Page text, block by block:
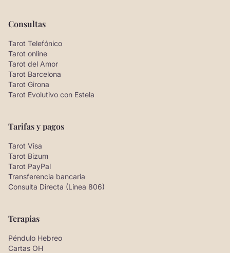
Consultas
Tarot Telefónico
Tarot online
Tarot del Amor
Tarot Barcelona
Tarot Girona
Tarot Evolutivo con Estela
Tarifas y pagos
Tarot Visa
Tarot Bizum
Tarot PayPal
Transferencia bancaria
Consulta Directa (Línea 806)
Terapias
Péndulo Hebreo
Cartas OH